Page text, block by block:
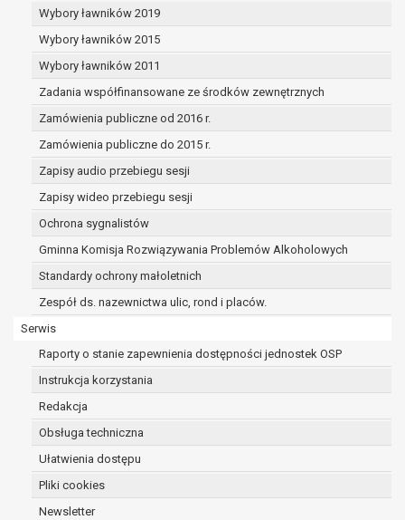
Wybory ławników 2019
Wybory ławników 2015
Wybory ławników 2011
Zadania współfinansowane ze środków zewnętrznych
Zamówienia publiczne od 2016 r.
Zamówienia publiczne do 2015 r.
Zapisy audio przebiegu sesji
Zapisy wideo przebiegu sesji
Ochrona sygnalistów
Gminna Komisja Rozwiązywania Problemów Alkoholowych
Standardy ochrony małoletnich
Zespół ds. nazewnictwa ulic, rond i placów.
Serwis
Raporty o stanie zapewnienia dostępności jednostek OSP
Instrukcja korzystania
Redakcja
Obsługa techniczna
Ułatwienia dostępu
Pliki cookies
Newsletter
W przypadku gdy przetwarzanie danych osobowych
zgody osoby na przetwarzanie danych osobowych (art. 6
przysługuje Pani/Panu prawo do cofnięcia tej zgody w
Cofnięcie to nie ma wpływu na zgodność przetwarzania,
podstawie zgody przed jej cofnięciem.
Przysługuje Pani/Panu prawo wniesienia skargi do
niezgodne z prawem przetwarzanie Pani/Pana danych
administratora.
Organem właściwym do wniesienia skargi jest Prezes
Osobowych.
W zależności od sfery, w której przetwarzane są dane
danych osobowych jest dobrowolne albo jest wymogiem
umownym.
Pani/Pana dane nie będą poddawane
decyzji, w tym również profilowaniu.